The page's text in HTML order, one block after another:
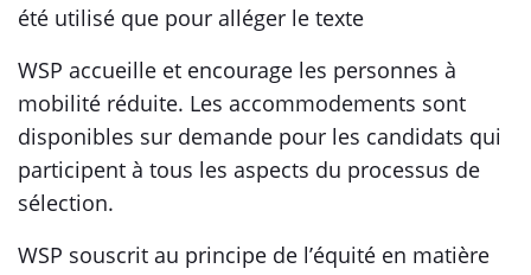
été utilisé que pour alléger le texte
WSP accueille et encourage les personnes à
mobilité réduite. Les accommodements sont
disponibles sur demande pour les candidats qui
participent à tous les aspects du processus de
sélection.
WSP souscrit au principe de l’équité en matière